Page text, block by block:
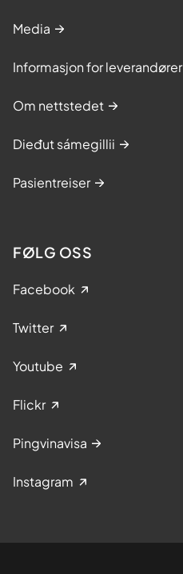
Media
Informasjon for leverandører
Om nettstedet
Dieđut sámegillii
Pasientreiser
FØLG OSS
Facebook
Twitter
Youtube
Flickr
Pingvinavisa
Instagram